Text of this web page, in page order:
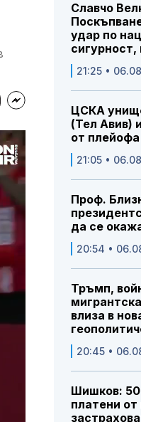
Славчо
удар по
21:25 •
ЦСКА
(Тел Авив)
от
21:05 •
Проф.
да се
20:54 •
Тръмп,
влиза в
20:45 •
Шишков: 50
платени